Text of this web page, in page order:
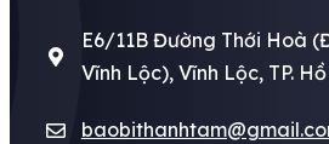
E6/11B Đường Thới Hoà
Vĩnh Lộc), Vĩnh Lộc, TP.